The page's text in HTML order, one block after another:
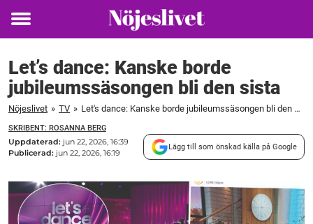
Toggle
Let’s dance: Kanske borde
jubileumssäsongen bli den sista
Nöjeslivet » TV » Let's dance: Kanske borde jubileumssäsongen bli den sista
SKRIBENT: ROSANNA BERG
Uppdaterad: jun 22, 2026, 16:39
Publicerad: jun 22, 2026, 16:19
Lägg till som önskad källa på Google